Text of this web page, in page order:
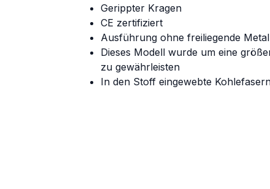
Gerippter Kragen
CE zertifiziert
Ausführung ohne freiliegende
Dieses Modell wurde um eine
zu gewährleisten
In den Stoff eingewebte